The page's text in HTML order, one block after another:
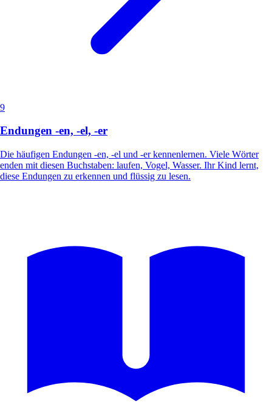
9
Endungen -en, -el, -er
Die häufigen Endungen -en, -el und -er kennenlernen. Viele Wörter
enden mit diesen Buchstaben: laufen, Vogel, Wasser. Ihr Kind lernt,
diese Endungen zu erkennen und flüssig zu lesen.